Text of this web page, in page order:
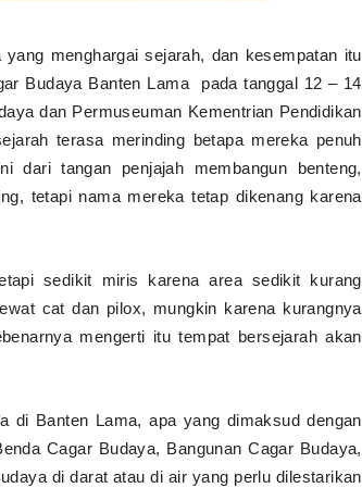
menghargai sejarah, dan kesempatan itu
Budaya Banten Lama
pada tanggal 12 – 14
dan Permuseuman Kementrian Pendidikan
terasa merinding betapa mereka penuh
dari tangan penjajah membangun benteng,
tetapi nama mereka tetap dikenang karena
sedikit miris karena area sedikit kurang
cat dan pilox, mungkin karena kurangnya
mengerti itu tempat bersejarah akan
di Banten Lama, apa yang dimaksud dengan
Cagar Budaya, BangunanCagar Budaya,
di darat atau di air yang perlu dilestarikan